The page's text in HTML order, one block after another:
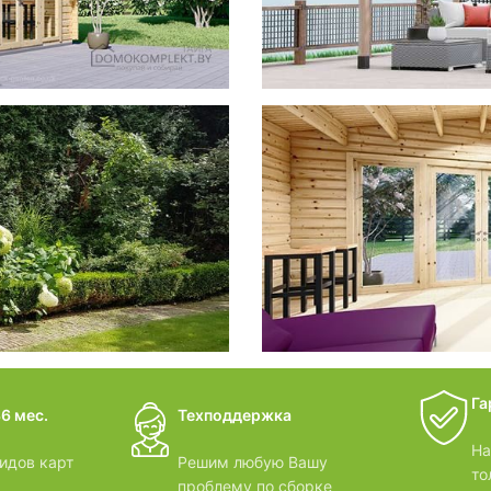
Беседки
дачные
мес.
карт
Техподдержка
Решим любую Вашу
проблему по сборке